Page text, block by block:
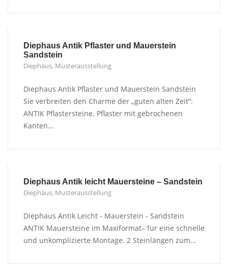
Diephaus Antik Pflaster und Mauerstein
Sandstein
Diephaus, Musterausstellung
Diephaus Antik Pflaster und Mauerstein Sandstein
Sie verbreiten den Charme der „guten alten Zeit“:
ANTIK Pflastersteine. Pflaster mit gebrochenen
Kanten...
Diephaus Antik leicht Mauersteine – Sandstein
Diephaus, Musterausstellung
Diephaus Antik Leicht - Mauerstein - Sandstein
ANTIK Mauersteine im Maxiformat– für eine schnelle
und unkomplizierte Montage. 2 Steinlängen zum...